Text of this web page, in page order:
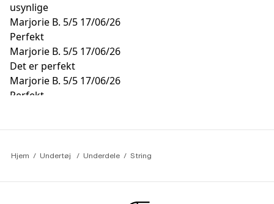
usynlige
Marjorie B. 5/5 17/06/26
Perfekt
Marjorie B. 5/5 17/06/26
Det er perfekt
Marjorie B. 5/5 17/06/26
Perfekt
Hjem Undertøj Underdele String